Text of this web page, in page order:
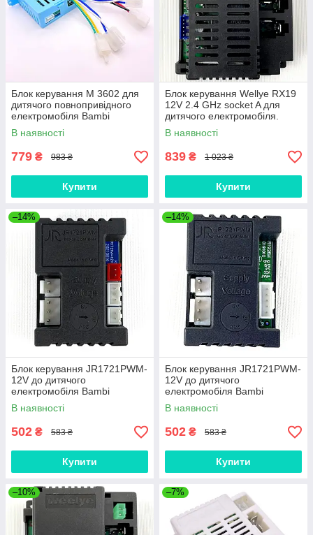
Блок керування M 3602 для
дитячого повнопривідного
електромобіля Bambi
В наявності
779 ₴ 983 ₴
Купити
Блок керування Wellye RX19
12V 2.4 GHz socket A для
дитячого електромобіля.
Контролер
В наявності
839 ₴ 1 023 ₴
Купити
–14%
Блок керування JR1721PWM-
12V до дитячого
електромобіля Bambi
В наявності
502 ₴ 583 ₴
Купити
–14%
Блок керування JR1721PWM-
12V до дитячого
електромобіля Bambi
В наявності
502 ₴ 583 ₴
Купити
–10% –7%